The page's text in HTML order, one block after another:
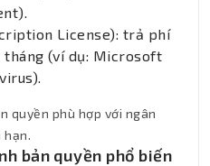
License): trả phí
tháng (ví dụ: Microsoft
quyền phù hợp với ngân
hạn.
bản quyền phổ biến